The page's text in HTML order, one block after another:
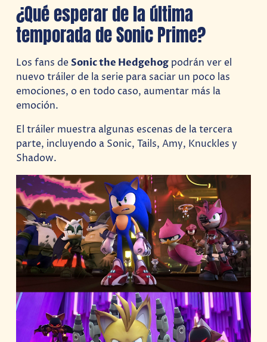
¿Qué esperar de la última
temporada de Sonic Prime?
Los fans deSonic the Hedgehog podrán ver el
nuevo tráiler de la serie para saciar un poco las
emociones, o en todo caso, aumentar más la
emoción.
El tráiler muestra algunas escenas de la tercera
parte, incluyendo a Sonic, Tails, Amy, Knuckles y
Shadow.